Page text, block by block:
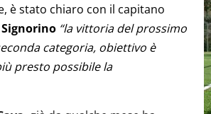
è stato chiaro con il capitano
Signorino “la vittoria del prossimo
categoria, obiettivo è
presto possibile la